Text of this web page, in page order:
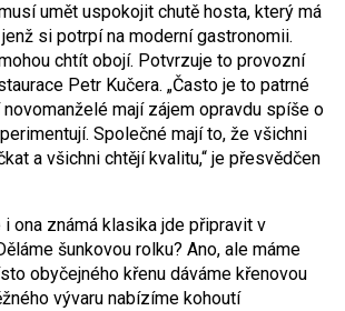
umět uspokojit chutě hosta, který má
si potrpí na moderní gastronomii.
chtít obojí. Potvrzuje to provozní
Petr Kučera. „Často je to patrné
mají zájem opravdu spíše o
Společné mají to, že všichni
a všichni chtějí kvalitu,“ je přesvědčen
ona známá klasika jde připravit v
šunkovou rolku? Ano, ale máme
obyčejného křenu dáváme křenovou
vývaru nabízíme kohoutí